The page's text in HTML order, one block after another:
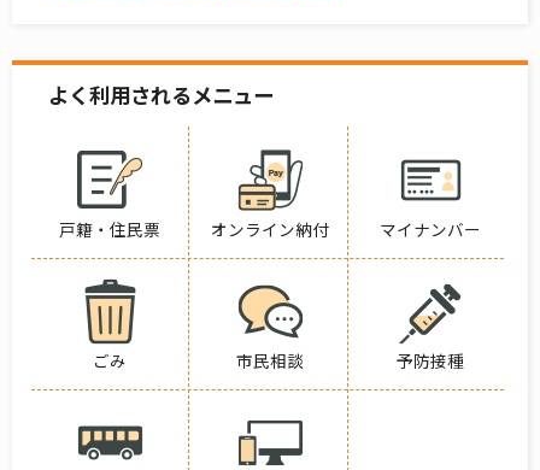
よく利用されるメニュー
戸籍・住民票 オンライン納付 マイナンバー
ごみ 市民相談 予防接種